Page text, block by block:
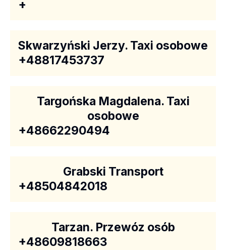
+
Skwarzyński Jerzy. Taxi osobowe
+48817453737
Targońska Magdalena. Taxi
osobowe
+48662290494
Grabski Transport
+48504842018
Tarzan. Przewóz osób
+48609818663